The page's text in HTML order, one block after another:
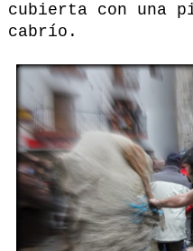
cubierta con una
cabrío.